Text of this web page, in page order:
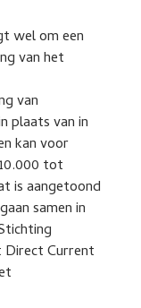
wel om een
van het
van
plaats van in
kan voor
tot
is aangetoond
samen in
Direct Current